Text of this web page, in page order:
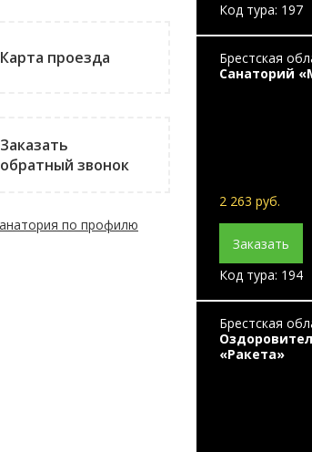
Карта проезда
Заказать
обратный звонок
Код тура: 197
Брестская
Санаторий
2 263 руб.
Заказать
Код тура: 194
Брестская
«Ракета»